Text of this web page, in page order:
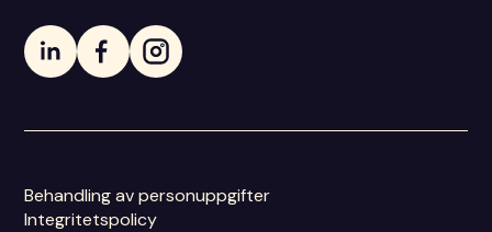
Behandling av personuppgifter
Integritetspolicy